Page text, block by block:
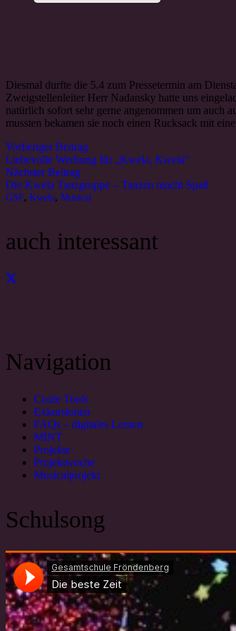
Diesmal durfte die 5.4 zum Pressetermin am
Zweigstellenleiter Herr Nadansky hatte uns
natürlich sofort sehr gerne angenommen um auch
mussten bekamen sie noch einen Rucksack mit
Vorheriger Beitrag
Liebevolle Werbung für „Kwela, Kwela“
Nächster Beitrag
Die Kwela Tanzgruppe – Tanzen macht Spaß
GSF, Kwela, Musical
auch interessant
Navigation
Coole Tools
Exkursionen
FAQs – digitales Lernen
MINT
Projekte
Projektwoche
Musicalprojekt
Schulsong